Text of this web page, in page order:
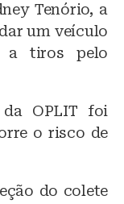
Tenório, a
um veículo
a tiros pelo
OPLIT foi
o risco de
do colete